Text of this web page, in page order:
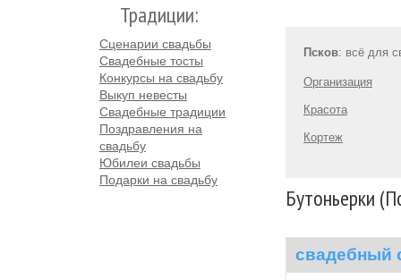
Традиции:
Сценарии свадьбы
Свадебные тосты
Конкурсы на свадьбу
Выкуп невесты
Свадебные традиции
Поздравления на
свадьбу
Юбилеи свадьбы
Подарки на свадьбу
Псков: всё для
Организация
Красота
Кортеж
Бутоньерки
свадебный